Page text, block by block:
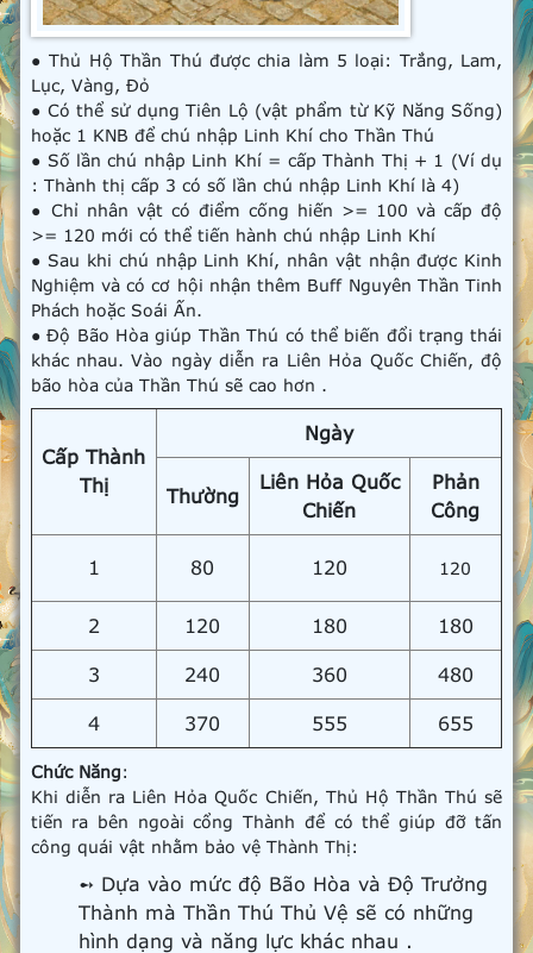
● Thủ Hộ Thần Thú được chia làm 5 loại: Trắng, Lam,
Lục, Vàng, Đỏ
● Có thể sử dụng Tiên Lộ (vật phẩm từ Kỹ Năng Sống)
hoặc 1 KNB để chú nhập Linh Khí cho Thần Thú
● Số lần chú nhập Linh Khí = cấp Thành Thị + 1 (Ví dụ
: Thành thị cấp 3 có số lần chú nhập Linh Khí là 4)
● Chỉ nhân vật có điểm cống hiến >= 100 và cấp độ
>= 120 mới có thể tiến hành chú nhập Linh Khí
● Sau khi chú nhập Linh Khí, nhân vật nhận được Kinh
Nghiệm và có cơ hội nhận thêm Buff Nguyên Thần Tinh
Phách hoặc Soái Ấn.
● Độ Bão Hòa giúp Thần Thú có thể biến đổi trạng thái
khác nhau. Vào ngày diễn ra Liên Hỏa Quốc Chiến, độ
bão hòa của Thần Thú sẽ cao hơn .
Cấp Thành
Thị
Ngày
Thường
Liên Hỏa Quốc
Chiến
Phản
Công
1 80 120 120
2 120 180 180
3 240 360 480
4 370 555 655
Chức Năng:
Khi diễn ra Liên Hỏa Quốc Chiến, Thủ Hộ Thần Thú sẽ
tiến ra bên ngoài cổng Thành để có thể giúp đỡ tấn
công quái vật nhằm bảo vệ Thành Thị:
➻ Dựa vào mức độ Bão Hòa và Độ Trưởng
Thành mà Thần Thú Thủ Vệ sẽ có những
hình dạng và năng lực khác nhau .